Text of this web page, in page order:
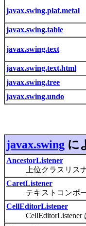
javax.swing.plaf.metal
javax.swing.table
javax.swing.text
javax.swing.text.html
javax.swing.tree
javax.swing.undo
javax.swing に
AncestorListener
上位クラスリスナ
CaretListener
テキストコンポー
CellEditorListener
CellEditorListener